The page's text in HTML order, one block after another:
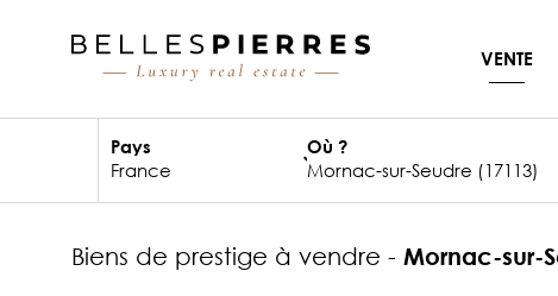
VENTE
Pays Où ?
biens de prestige à vendre - Mornac-sur-